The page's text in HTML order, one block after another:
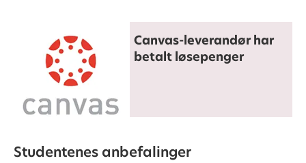
Canvas-leverandør har
betalt løsepenger
Studentenes anbefalinger